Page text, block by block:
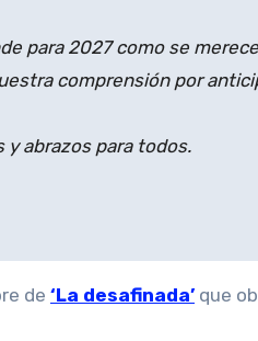
para 2027 como se
comprensión por
y abrazos para todos.
de ‘La desafinada’ que